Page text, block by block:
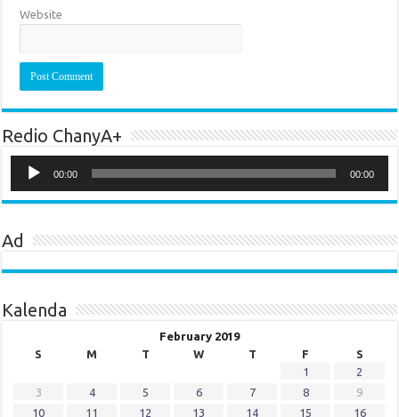
Website
Redio ChanyA+
Player
00:00 00:00
Ad
Kalenda
February 2019
S
M T W T F
S
1
2
3
4 5 6 7 8
9
10
11 12 13 14 15
16